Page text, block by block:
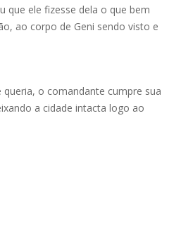
que ele fizesse dela o que bem
ao corpo de Geni sendo visto e
o comandante cumpre sua
a cidade intacta logo ao